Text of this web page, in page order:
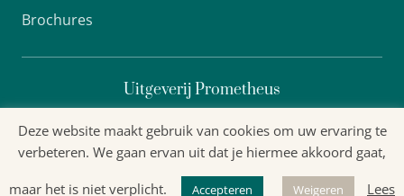
Brochures
Uitgeverij Prometheus
Privacyverklaring
Algemene voorwaarden
Deze website maakt gebruik van cookies om uw ervaring te
verbeteren. We gaan ervan uit dat je hiermee akkoord gaat,
maar het is niet verplicht. Accepteren Weigeren Lees